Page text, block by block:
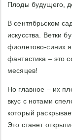
Плоды будущего,
В сентябрьском
искусства. Ветки
фиолетово-синих
фантастика – это
месяцев!
Но главное – их
вкус с нотами
который
Это станет